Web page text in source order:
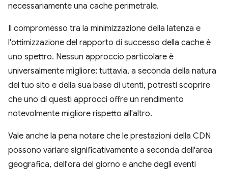
necessariamente una cache perimetrale.
Il compromesso tra la minimizzazione della latenza e
l'ottimizzazione del rapporto di successo della cache è
uno spettro. Nessun approccio particolare è
universalmente migliore; tuttavia, a seconda della natura
del tuo sito e della sua base di utenti, potresti scoprire
che uno di questi approcci offre un rendimento
notevolmente migliore rispetto all'altro.
Vale anche la pena notare che le prestazioni della CDN
possono variare significativamente a seconda dell'area
geografica, dell'ora del giorno e anche degli eventi